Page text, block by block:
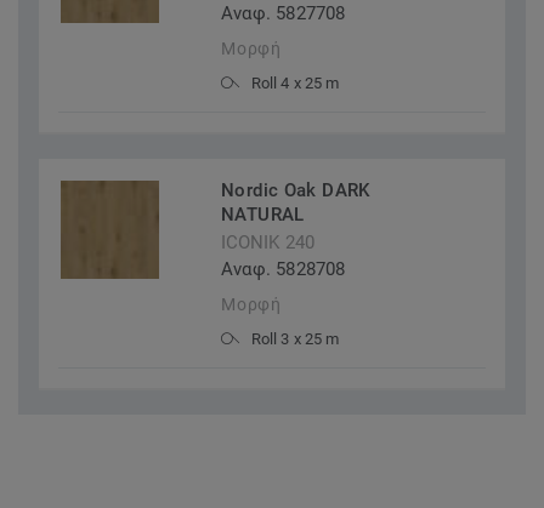
Αναφ. 5827708
Μορφή
Roll 4 x 25 m
Nordic Oak DARK
NATURAL
ICONIK 240
Αναφ. 5828708
Μορφή
Roll 3 x 25 m